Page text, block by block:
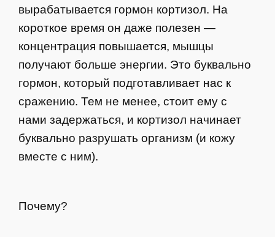
вырабатывается гормон кортизол. На
короткое время он даже полезен —
концентрация повышается, мышцы
получают больше энергии. Это буквально
гормон, который подготавливает нас к
сражению. Тем не менее, стоит ему с
нами задержаться, и кортизол начинает
буквально разрушать организм (и кожу
вместе с ним).
Почему?